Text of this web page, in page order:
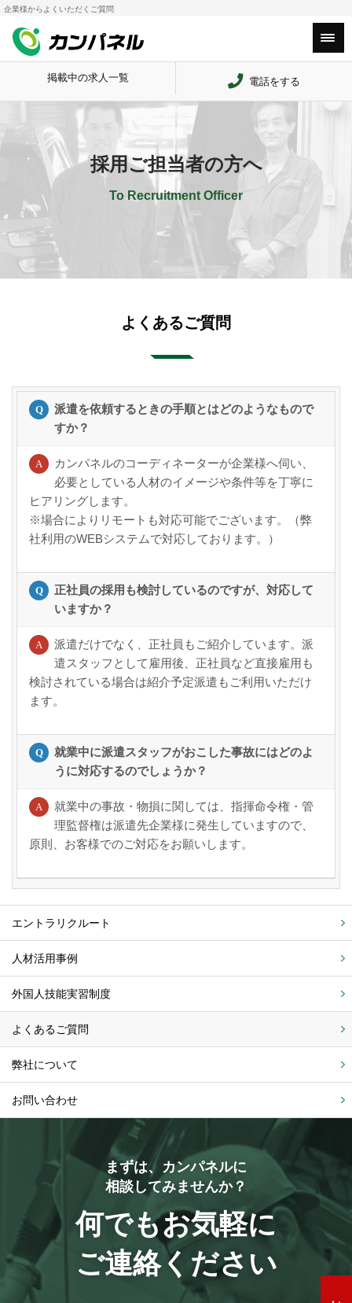
企業様からよくいただくご質問
掲載中の求人一覧 電話をする
HOME 採用ご担当者の方へ
採用ご担当者の方へ
To Recruitment Officer
よくあるご質問
派遣を依頼するときの手順とはどのようなもので
すか？
カンパネルのコーディネーターが企業様へ伺い、
必要としている人材のイメージや条件等を丁寧に
ヒアリングします。
※場合によりリモートも対応可能でございます。（弊
社利用のWEBシステムで対応しております。）
正社員の採用も検討しているのですが、対応して
いますか？
派遣だけでなく、正社員もご紹介しています。派
遣スタッフとして雇用後、正社員など直接雇用も
検討されている場合は紹介予定派遣もご利用いただけ
ます。
就業中に派遣スタッフがおこした事故にはどのよ
うに対応するのでしょうか？
就業中の事故・物損に関しては、指揮命令権・管
理監督権は派遣先企業様に発生していますので、
原則、お客様でのご対応をお願いします。
エントラリクルート
人材活用事例
外国人技能実習制度
よくあるご質問
弊社について
お問い合わせ
まずは、カンパネルに
相談してみませんか？
何でもお気軽に
ご連絡ください